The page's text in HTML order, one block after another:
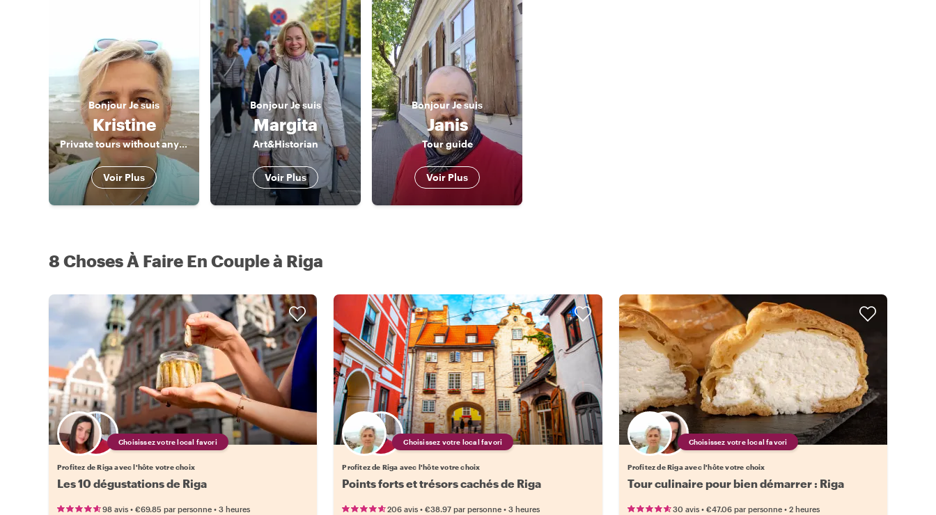
BonjourJe suis
Kristine
Private tours without any haste
Voir Plus
BonjourJe suis
Margita
Art&Historian
Voir Plus
BonjourJe suis
Janis
Tour guide
Voir Plus
8 Choses À Faire En Couple à Riga
Choisissez votre local favori
Profitez de Riga avec l'hôte votre choix
Les 10 dégustations de Riga
98 avis • €69.85 par personne • 3 heures
Choisissez votre local favori
Profitez de Riga avec l'hôte votre choix
Points forts et trésors cachés de Riga
206 avis •€38.97 par personne •3 heures
Choisissez votre local favori
Profitez de Riga avec l'hôte votre choix
Tour culinaire pour bien démarrer : Riga
30 avis• €47.06 par personne• 2 heures